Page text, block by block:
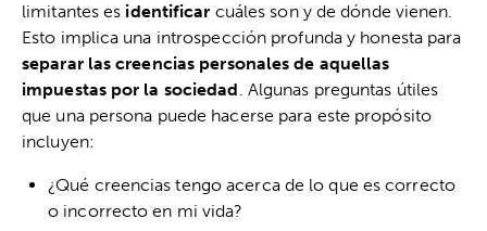
limitantes es identificar cuáles son y de dónde vienen.
Esto implica una introspección profunda y honesta para
separar las creencias personales de aquellas
impuestas por la sociedad . Algunas preguntas útiles
que una persona puede hacerse para este propósito
incluyen:
¿Qué creencias tengo acerca de lo que es correcto
o incorrecto en mi vida?